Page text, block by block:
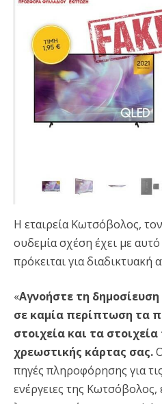
Η εταιρεία Κωτσόβολος,
ουδεμία σχέση έχει με
πρόκειται για διαδικτυακή
«Αγνοήστε τη
σε καμία περίπτωση τα
στοιχεία και τα
χρεωστικής κάρτας σας.
πηγές πληροφόρησης για
ενέργειες της Κωτσόβολος,